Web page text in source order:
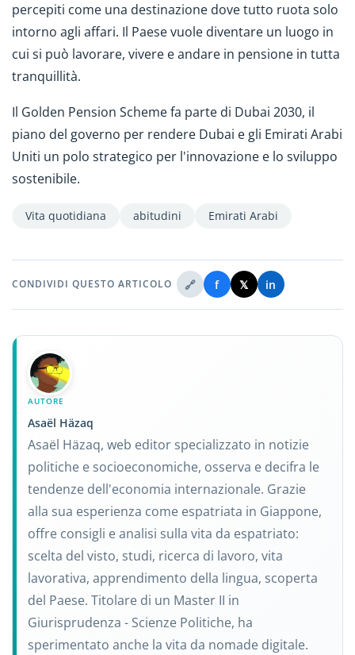
percepiti come una destinazione dove tutto ruota solo
intorno agli affari. Il Paese vuole diventare un luogo in
cui si può lavorare, vivere e andare in pensione in tutta
tranquillità.
Il Golden Pension Scheme fa parte di Dubai 2030, il
piano del governo per rendere Dubai e gli Emirati Arabi
Uniti un polo strategico per l'innovazione e lo sviluppo
sostenibile.
Vita quotidiana abitudini Emirati Arabi
CONDIVIDI QUESTO ARTICOLO 🔗 f 𝕏 in
AUTORE
Asaël Häzaq
Asaël Häzaq, web editor specializzato in notizie
politiche e socioeconomiche, osserva e decifra le
tendenze dell'economia internazionale. Grazie
alla sua esperienza come espatriata in Giappone,
offre consigli e analisi sulla vita da espatriato:
scelta del visto, studi, ricerca di lavoro, vita
lavorativa, apprendimento della lingua, scoperta
del Paese. Titolare di un Master II in
Giurisprudenza - Scienze Politiche, ha
sperimentato anche la vita da nomade digitale.